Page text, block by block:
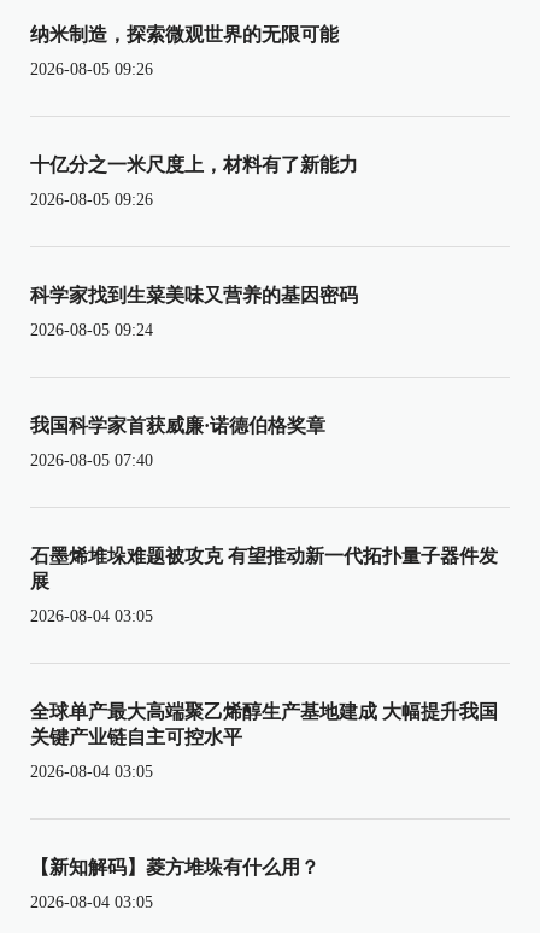
纳米制造，探索微观世界的无限可能
2026-08-05 09:26
十亿分之一米尺度上，材料有了新能力
2026-08-05 09:26
科学家找到生菜美味又营养的基因密码
2026-08-05 09:24
我国科学家首获威廉·诺德伯格奖章
2026-08-05 07:40
石墨烯堆垛难题被攻克 有望推动新一代拓扑量子器件发
展
2026-08-04 03:05
全球单产最大高端聚乙烯醇生产基地建成 大幅提升我国
关键产业链自主可控水平
2026-08-04 03:05
【新知解码】菱方堆垛有什么用？
2026-08-04 03:05